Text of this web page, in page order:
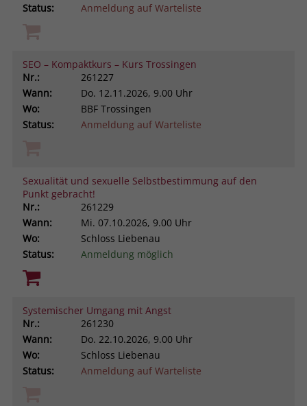
Status:
Anmeldung auf Warteliste
SEO – Kompaktkurs – Kurs Trossingen
Nr.:
261227
Wann:
Do. 12.11.2026, 9.00 Uhr
Wo:
BBF Trossingen
Status:
Anmeldung auf Warteliste
Sexualität und sexuelle Selbstbestimmung auf den
Punkt gebracht!
Nr.:
261229
Wann:
Mi. 07.10.2026, 9.00 Uhr
Wo:
Schloss Liebenau
Status:
Anmeldung möglich
Systemischer Umgang mit Angst
Nr.:
261230
Wann:
Do. 22.10.2026, 9.00 Uhr
Wo:
Schloss Liebenau
Status:
Anmeldung auf Warteliste